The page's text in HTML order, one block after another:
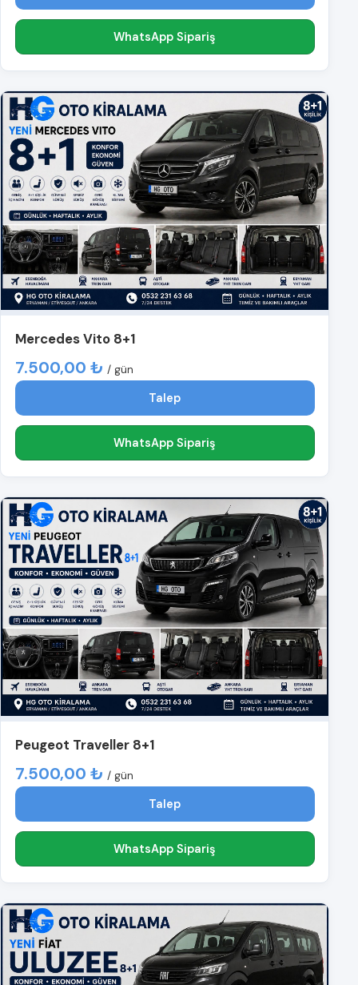
WhatsApp Sipariş
Mercedes Vito 8+1
7.500,00 ₺ / gün
Talep
WhatsApp Sipariş
Peugeot Traveller 8+1
7.500,00 ₺ / gün
Talep
WhatsApp Sipariş